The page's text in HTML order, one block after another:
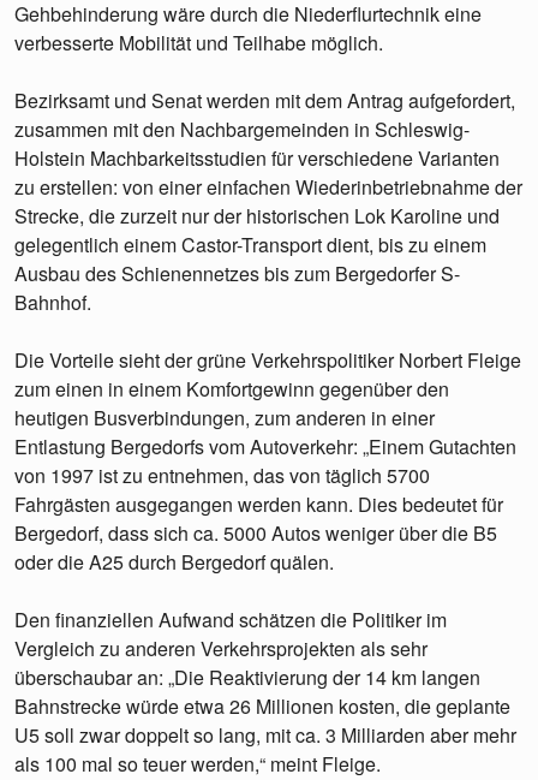
Gehbehinderung wäre durch die Niederflurtechnik eine
verbesserte Mobilität und Teilhabe möglich.
Bezirksamt und Senat werden mit dem Antrag aufgefordert,
zusammen mit den Nachbargemeinden in Schleswig-
Holstein Machbarkeitsstudien für verschiedene Varianten
zu erstellen: von einer einfachen Wiederinbetriebnahme der
Strecke, die zurzeit nur der historischen Lok Karoline und
gelegentlich einem Castor-Transport dient, bis zu einem
Ausbau des Schienennetzes bis zum Bergedorfer S-
Bahnhof.
Die Vorteile sieht der grüne Verkehrspolitiker Norbert Fleige
zum einen in einem Komfortgewinn gegenüber den
heutigen Busverbindungen, zum anderen in einer
Entlastung Bergedorfs vom Autoverkehr: „Einem Gutachten
von 1997 ist zu entnehmen, das von täglich 5700
Fahrgästen ausgegangen werden kann. Dies bedeutet für
Bergedorf, dass sich ca. 5000 Autos weniger über die B5
oder die A25 durch Bergedorf quälen.
Den finanziellen Aufwand schätzen die Politiker im
Vergleich zu anderen Verkehrsprojekten als sehr
überschaubar an: „Die Reaktivierung der 14 km langen
Bahnstrecke würde etwa 26 Millionen kosten, die geplante
U5 soll zwar doppelt so lang, mit ca. 3 Milliarden aber mehr
als 100 mal so teuer werden,“ meint Fleige.